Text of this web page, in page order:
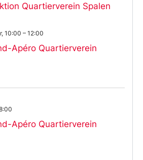
Quartierverein Spalen
Apéro Quartierverein
10:00 – 12:00
Apéro Quartierverein